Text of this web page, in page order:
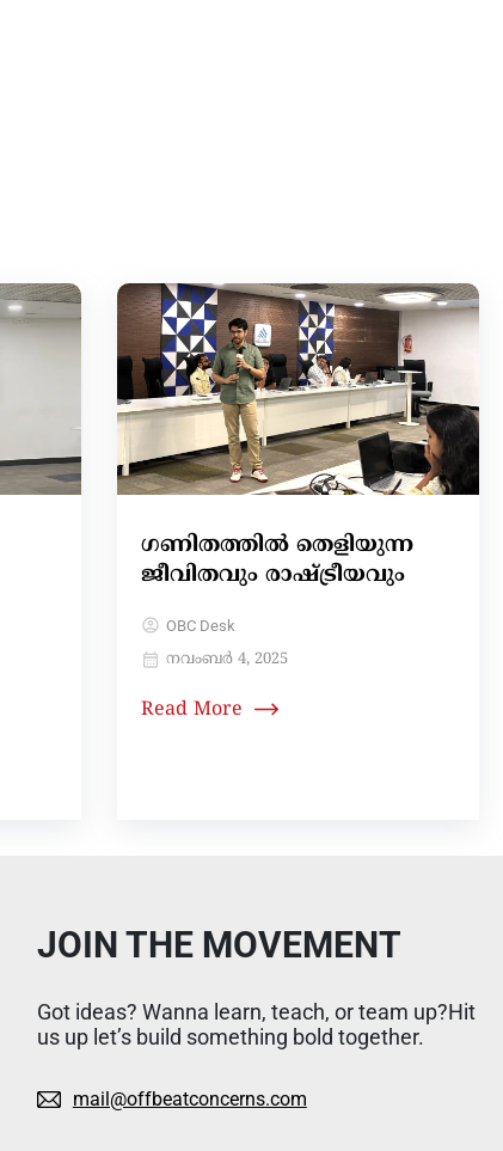
ഗണിതത്തില്‍ തെളിയുന്ന
ജീവിതവും രാഷ്ട്രീയവും
OBC Desk
നവംബർ 4, 2025
Read More
JOIN THE MOVEMENT
Got ideas? Wanna learn, teach, or team up?Hit
us up let’s build something bold together.
mail@offbeatconcerns.com